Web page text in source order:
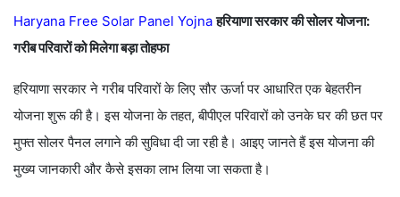
Haryana Free Solar Panel Yojna हरियाणा सरकार की सोलर योजना:
गरीब परिवारों को मिलेगा बड़ा तोहफा
हरियाणा सरकार ने गरीब परिवारों के लिए सौर ऊर्जा पर आधारित एक बेहतरीन
योजना शुरू की है। इस योजना के तहत, बीपीएल परिवारों को उनके घर की छत पर
मुफ्त सोलर पैनल लगाने की सुविधा दी जा रही है। आइए जानते हैं इस योजना की
मुख्य जानकारी और कैसे इसका लाभ लिया जा सकता है।